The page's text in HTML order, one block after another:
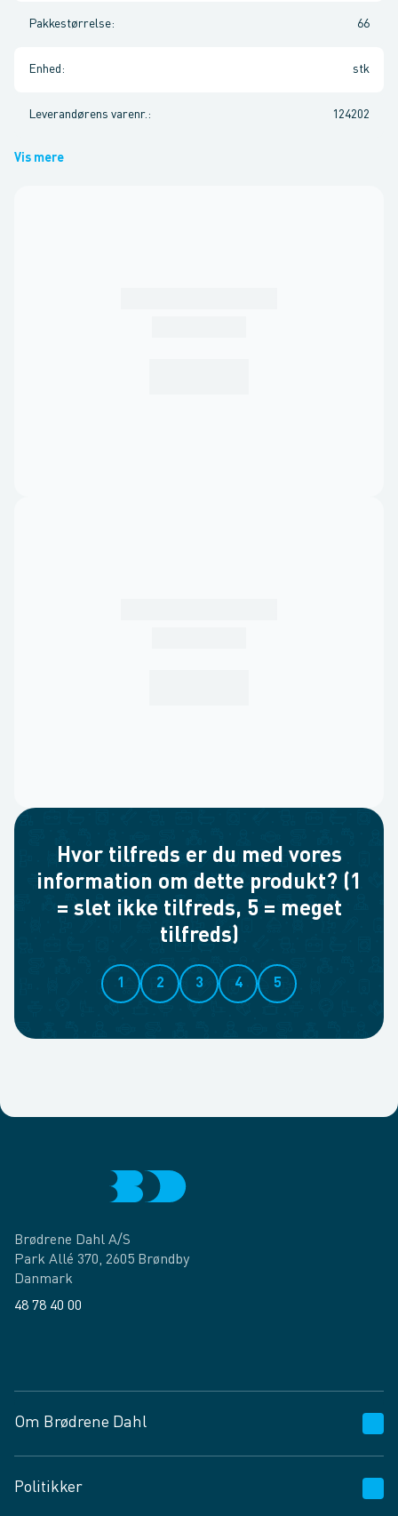
Pakkestørrelse: 66
Enhed : stk
Leverandørens varenr. : 124202
Vis mere
Hvor tilfreds er du med vores
information om dette produkt? (1
= slet ikke tilfreds, 5 = meget
tilfreds)
1 2 3 4 5
Brødrene Dahl A/S
Park Allé 370, 2605 Brøndby
Danmark
48 78 40 00
Om Brødrene Dahl
Vagttelefon 30 10 89 89
Politikker